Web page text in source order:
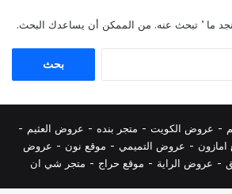
نجد ما ’ تبحث عنه. من الممكن أن يساعدك البحث.
- عروض الكويت - متجر بنده - عروض العثيم -
امازون - عروض التميمي - موقع نون - عروض
- عروض الراية - موقع حراج - متجر شي ان